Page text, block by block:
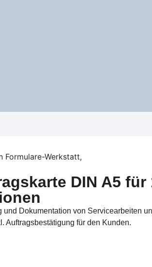
Formulare-Werkstatt,
DIN A5 für
und Dokumentation von Servicearbeiten
Auftragsbestätigung für den Kunden.